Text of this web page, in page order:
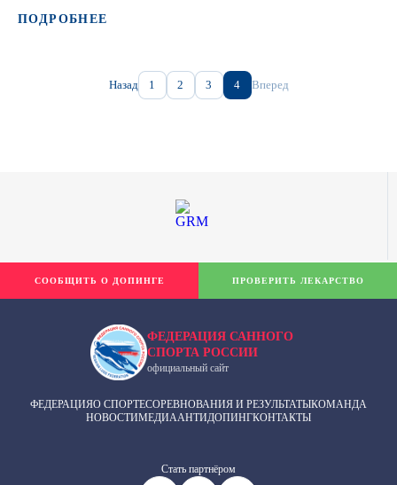
ПОДРОБНЕЕ
Назад 1 2 3 4 Вперед
ФЕДЕРАЦИЯ САННОГО
СПОРТА РОССИИ
официальный сайт
ФЕДЕРАЦИЯО СПОРТЕСОРЕВНОВАНИЯ И РЕЗУЛЬТАТЫКОМАНДА
НОВОСТИМЕДИААНТИДОПИНГКОНТАКТЫ
Cтать партнёром
СООБЩИТЬ О ДОПИНГЕ ПРОВЕРИТЬ ЛЕКАРСТВО